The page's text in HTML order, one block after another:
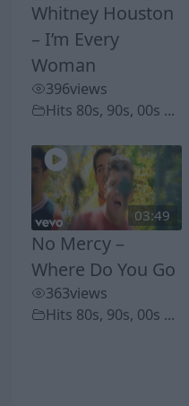
Whitney Houston
– I’m Every
Woman
396views
Hits 80s, 90s, 00s ...
03:49
No Mercy –
Where Do You Go
363views
Hits 80s, 90s, 00s ...